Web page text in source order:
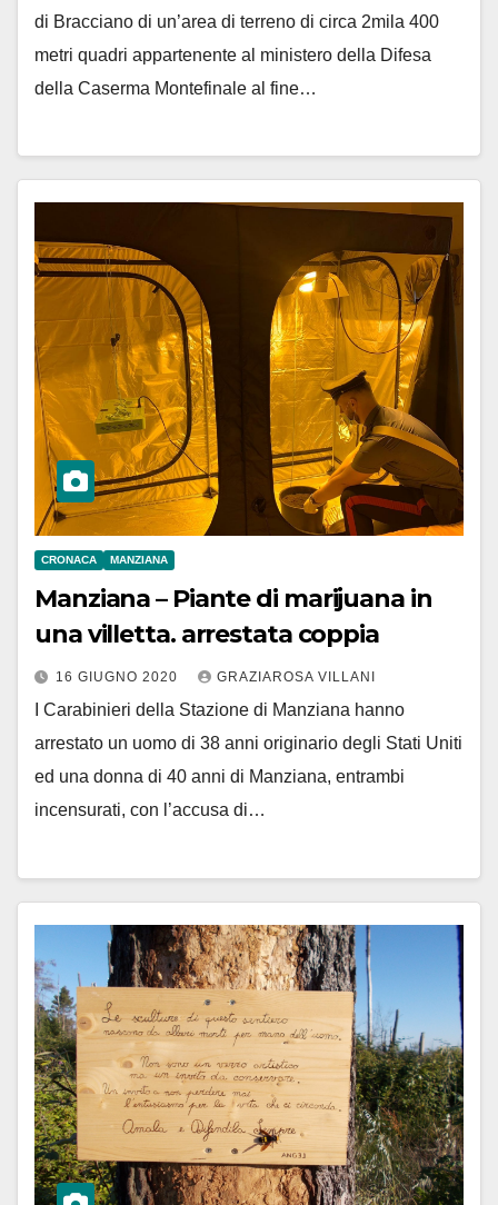
di Bracciano di un’area di terreno di circa 2mila 400
metri quadri appartenente al ministero della Difesa
della Caserma Montefinale al fine…
CRONACA MANZIANA
Manziana – Piante di marijuana in
una villetta. arrestata coppia
16 GIUGNO 2020 GRAZIAROSA VILLANI
I Carabinieri della Stazione di Manziana hanno
arrestato un uomo di 38 anni originario degli Stati Uniti
ed una donna di 40 anni di Manziana, entrambi
incensurati, con l’accusa di…